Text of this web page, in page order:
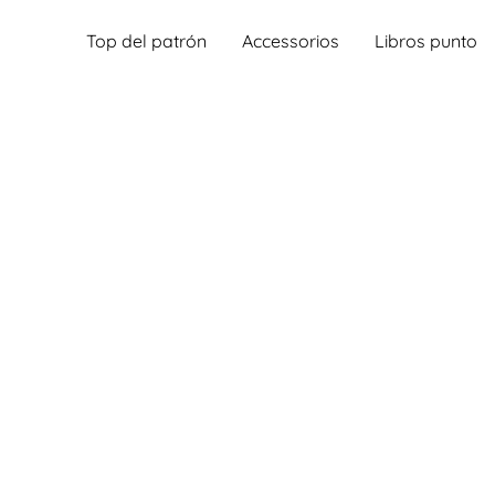
Top del patrón Accessorios Libros punto